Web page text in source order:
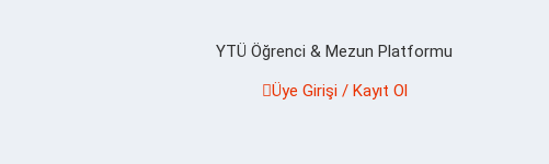
YTÜ Öğrenci & Mezun Platformu
Üye Girişi / Kayıt Ol